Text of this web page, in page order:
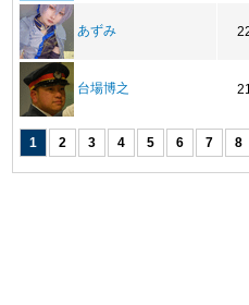
あずみ
台場博之
1 2 3 4 5 6 7 8